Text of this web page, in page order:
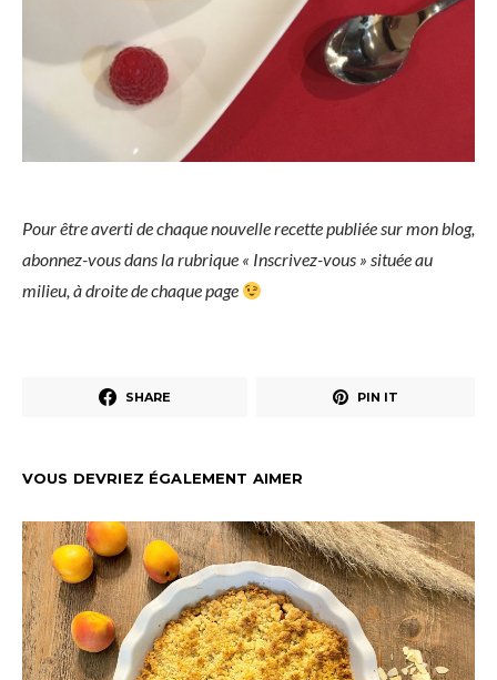
Pour être averti de chaque nouvelle recette publiée sur mon blog,
abonnez-vous dans la rubrique « Inscrivez-vous » située au
milieu, à droite de chaque page
SHARE PIN IT
VOUS DEVRIEZ ÉGALEMENT AIMER